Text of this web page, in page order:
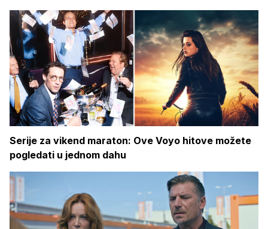
Serije za vikend maraton: Ove Voyo hitove možete
pogledati u jednom dahu